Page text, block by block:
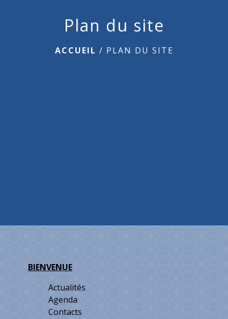
Plan du site
ACCUEIL / PLAN DU SITE
BIENVENUE
Actualités
Agenda
Contacts